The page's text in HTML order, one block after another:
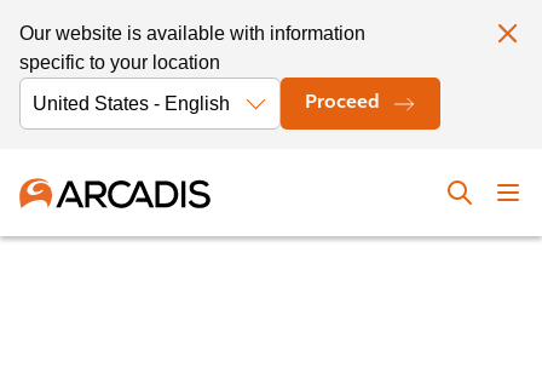
Our website is available with information
specific to your location
Proceed